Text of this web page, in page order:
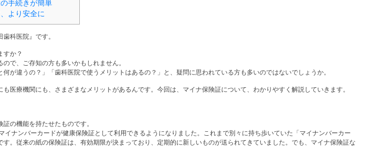
手続きが簡単
より安全に
科医院』です。
すか？
で、ご存知の方も多いかもしれません。
が違うの？」「歯科医院で使うメリットはあるの？」と、疑問に思われている方も多いのではないでしょうか。
医療機関にも、さまざまなメリットがあるんです。今回は、マイナ保険証について、わかりやすく解説していきます。
の機能を持たせたものです。
イナンバーカードが健康保険証として利用できるようになりました。これまで別々に持ち歩いていた「マイナンバーカー
す。従来の紙の保険証は、有効期限が決まっており、定期的に新しいものが送られてきていました。でも、マイナ保険証な